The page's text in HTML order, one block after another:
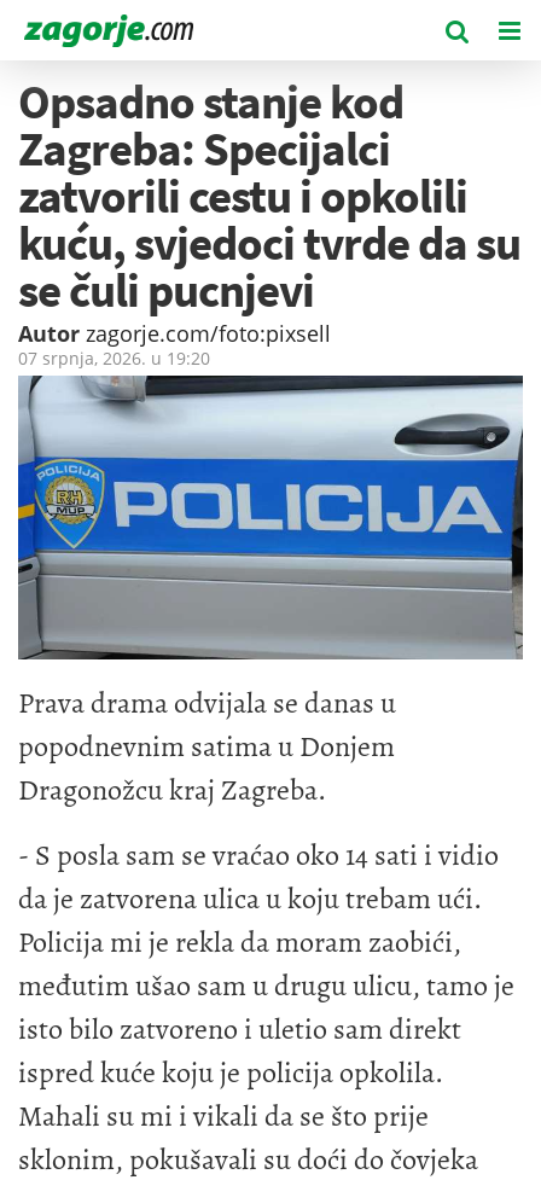
Opsadno stanje kod
Zagreba: Specijalci
zatvorili cestu i opkolili
kuću, svjedoci tvrde da su
se čuli pucnjevi
Autor zagorje.com/foto:pixsell
07 srpnja, 2026. u 19:20
Prava drama odvijala se danas u
popodnevnim satima u Donjem
Dragonožcu kraj Zagreba.
- S posla sam se vraćao oko 14 sati i vidio
da je zatvorena ulica u koju trebam ući.
Policija mi je rekla da moram zaobići,
međutim ušao sam u drugu ulicu, tamo je
isto bilo zatvoreno i uletio sam direkt
ispred kuće koju je policija opkolila.
Mahali su mi i vikali da se što prije
sklonim, pokušavali su doći do čovjeka